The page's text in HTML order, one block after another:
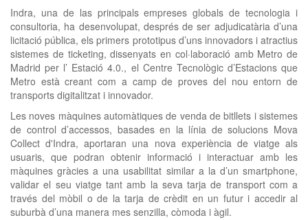
Indra, una de las principals empreses globals de tecnologia i
consultoria, ha desenvolupat, després de ser adjudicatària d’una
licitació pública, els primers prototipus d’uns innovadors i atractius
sistemes de ticketing, dissenyats en col·laboració amb Metro de
Madrid per l’ Estació 4.0., el Centre Tecnològic d’Estacions que
Metro està creant com a camp de proves del nou entorn de
transports digitalitzat i innovador.
Les noves màquines automàtiques de venda de bitllets i sistemes
de control d’accessos, basades en la línia de solucions Mova
Collect d'Indra, aportaran una nova experiència de viatge als
usuaris, que podran obtenir informació i interactuar amb les
màquines gràcies a una usabilitat similar a la d’un smartphone,
validar el seu viatge tant amb la seva tarja de transport com a
través del mòbil o de la tarja de crèdit en un futur i accedir al
suburbà d’una manera mes senzilla, còmoda i àgil.